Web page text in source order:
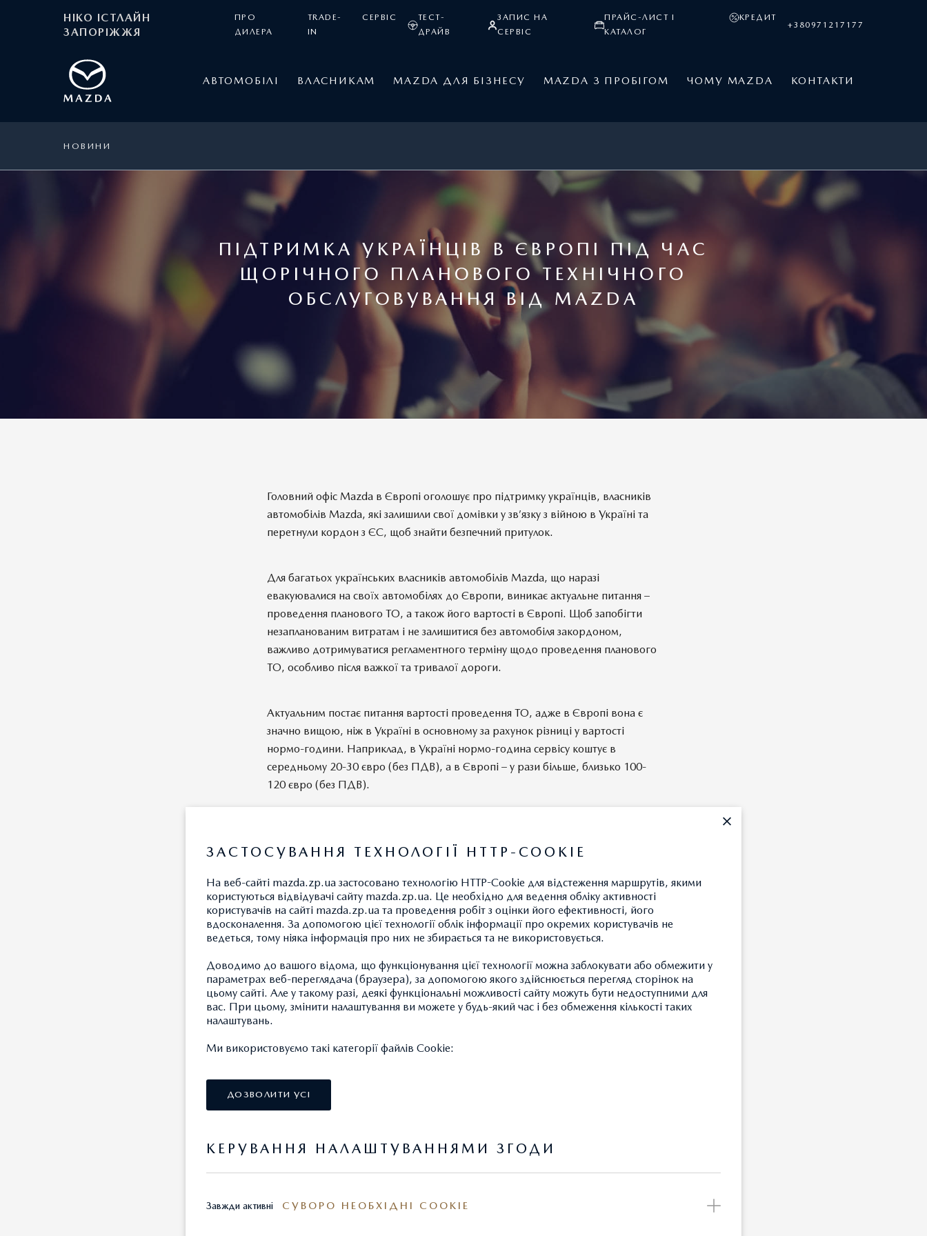
НІКО ІСТЛАЙН
ЗАПОРІЖЖЯ
ПРО
ДИЛЕРА
TRADE-
IN
СЕРВІС
ТЕСТ-
ДРАЙВ
ЗАПИС НА
СЕРВІС
ПРАЙС-ЛИСТ І
КАТАЛОГ
КРЕДИТ
+380971217177
АВТОМОБІЛІ ВЛАСНИКАМ MAZDA ДЛЯ БІЗНЕСУ MAZDA З ПРОБІГОМ ЧОМУ MAZDA КОНТАКТИ
НОВИНИ
ПІДТРИМКА УКРАЇНЦІВ В ЄВРОПІ ПІД ЧАС
ЩОРІЧНОГО ПЛАНОВОГО ТЕХНІЧНОГО
ОБСЛУГОВУВАННЯ ВІД MAZDA
Головний офіс Mazda в Європі оголошує про підтримку українців, власників
автомобілів Mazda, які залишили свої домівки у зв’язку з війною в Україні та
перетнули кордон з ЄС, щоб знайти безпечний притулок.
Для багатьох українських власників автомобілів Mazda, що наразі
евакуювалися на своїх автомобілях до Європи, виникає актуальне питання –
проведення планового ТО, а також його вартості в Європі. Щоб запобігти
незапланованим витратам і не залишитися без автомобіля закордоном,
важливо дотримуватися регламентного терміну щодо проведення планового
ТО, особливо після важкої та тривалої дороги.
Актуальним постає питання вартості проведення ТО, адже в Європі вона є
значно вищою, ніж в Україні в основному за рахунок різниці у вартості
нормо-години. Наприклад, в Україні нормо-година сервісу коштує в
середньому 20-30 євро (без ПДВ), а в Європі – у рази більше, близько 100-
120 євро (без ПДВ).
Українці вже зіткнулися зі значно вищою вартістю послуг порівняно з
обслуговуванням в офіційній дилерській мережі в Україні, тому Mazda Motor
Україні – ДП «АВТО Інтернешнл», та забезпечила кампанію-підтримку у
підтримці поновлено до 31 серпня 2026 року.
ЗАСТОСУВАННЯ ТЕХНОЛОГІЇ HTTP-COOKIE
На веб-сайті mazda.zp.ua застосовано технологію HTTP-Cookie для відстеження маршрутів, якими
користуються відвідувачі сайту mazda.zp.ua. Це необхідно для ведення обліку активності
користувачів на сайті mazda.zp.ua та проведення робіт з оцінки його ефективності, його
вдосконалення. За допомогою цієї технології облік інформації про окремих користувачів не
ведеться, тому ніяка інформація про них не збирається та не використовується.
Доводимо до вашого відома, що функціонування цієї технології можна заблокувати або обмежити у
параметрах веб-переглядача (браузера), за допомогою якого здійснюється перегляд сторінок на
цьому сайті. Але у такому разі, деякі функціональні можливості сайту можуть бути недоступними для
вас. При цьому, змінити налаштування ви можете у будь-який час і без обмеження кількості таких
налаштувань.
Ми використовуємо такі категорії файлів Cookie:
ДОЗВОЛИТИ УСІ
КЕРУВАННЯ НАЛАШТУВАННЯМИ ЗГОДИ
Завжди активні СУВОРО НЕОБХІДНІ COOKIE